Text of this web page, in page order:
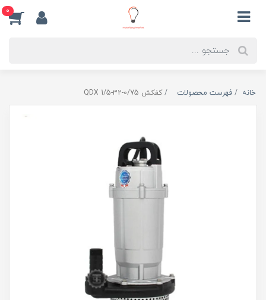
0
خانه فهرست محصولات کفکش QDX 1/5-32-0/75